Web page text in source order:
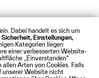
Dabei handelt es sich um
Einstellungen,
Kategorien liegen
einer verbesserten Website-
„Einverstanden“
allen Arten von Cookies. Falls
unserer Website nicht
Barrierefreiheit
Webmail